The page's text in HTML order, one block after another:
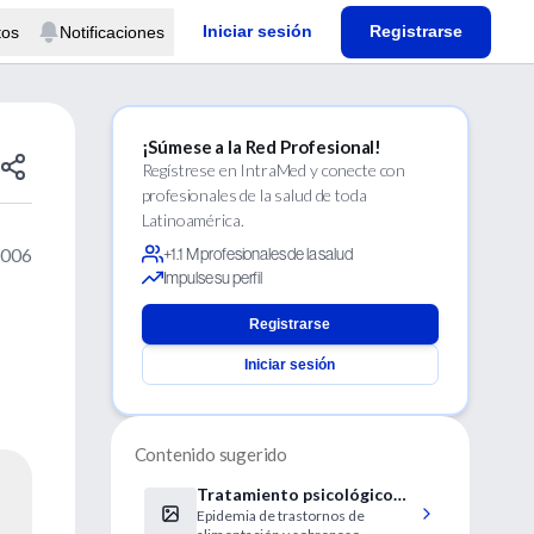
Notificaciones Iniciar sesión Registrarse
¡Súmese a la Red Profesional!
Regístrese en IntraMed y conecte con
profesionales de la salud de toda
Latinoamérica.
+1.1 M profesionales de la salud
Impulse su perfil
Registrarse
Iniciar sesión
Contenido sugerido
Tratamiento psicológico
para la obesidad
Epidemia de trastornos de